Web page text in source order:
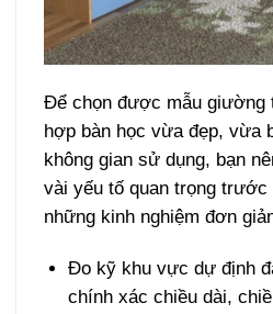
Để chọn được mẫu giường
hợp bàn học vừa đẹp, vừa
không gian sử dụng, bạn
vài yếu tố quan trọng
những kinh nghiệm đơn
Đo kỹ khu vực dự định
chính xác chiều dài,